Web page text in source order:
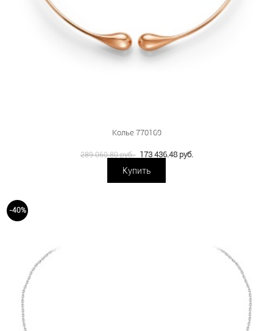
Колье 770169
289 060.80 руб. 173 436.48 руб.
Купить
-40%